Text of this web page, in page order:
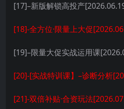
[17]–新版解锁高投产
[18]-全方位·限量上大促
[19]–限量大促实战运用课
[20]-[实战特训课】–诊断分析
[21]-双倍补贴·合资玩法